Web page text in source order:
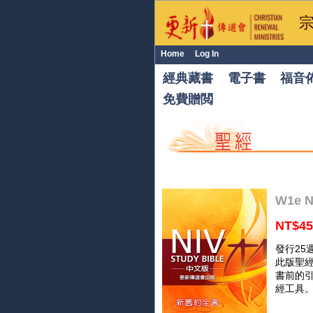
Home Log In
經典藏書 電子書
福音
免費贈閲
W1e
發行25
此版聖
書前的
經工具